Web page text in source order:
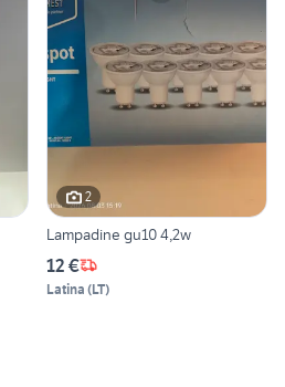
2
Lampadine gu10 4,2w
12 €
Latina (LT)